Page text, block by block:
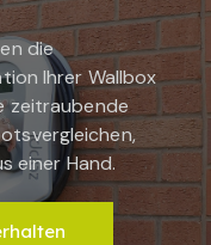
die
Ihrer Wallbox
zeitraubende
einer Hand.